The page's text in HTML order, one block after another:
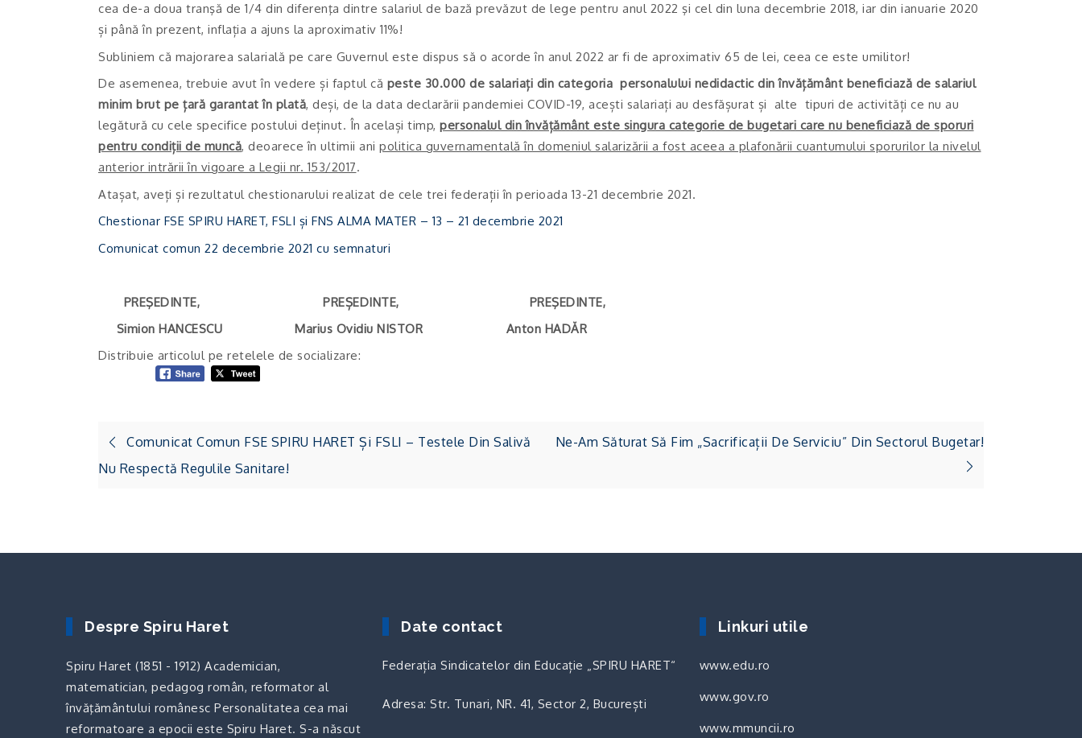
cea de-a doua tranşă de 1/4 din diferenţa dintre salariul de bază prevăzut de lege pentru anul 2022 şi cel din luna decembrie 2018, iar din ianuarie 2020
și până în prezent, inflația a ajuns la aproximativ 11%!
Subliniem că majorarea salarială pe care Guvernul este dispus să o acorde în anul 2022 ar fi de aproximativ 65 de lei, ceea ce este umilitor!
De asemenea, trebuie avut în vedere și faptul că peste 30.000 de salariați din categoria personalului nedidactic din învățământ beneficiază de salariul
minim brut pe țară garantat în plată, deși, de la data declarării pandemiei COVID-19, acești salariați au desfășurat și alte tipuri de activități ce nu au
legătură cu cele specifice postului deținut. În același timp, personalul din învățământ este singura categorie de bugetari care nu beneficiază de sporuri
pentru condiții de muncă, deoarece în ultimii ani politica guvernamentală în domeniul salarizării a fost aceea a plafonării cuantumului sporurilor la nivelul
anterior intrării în vigoare a Legii nr. 153/2017.
Atașat, aveți și rezultatul chestionarului realizat de cele trei federații în perioada 13-21 decembrie 2021.
Chestionar FSE SPIRU HARET, FSLI și FNS ALMA MATER – 13 – 21 decembrie 2021
Comunicat comun 22 decembrie 2021 cu semnaturi
PREŞEDINTE, PREȘEDINTE, PREŞEDINTE,
Simion HANCESCU Marius Ovidiu NISTOR Anton HADĂR
Distribuie articolul pe retelele de socializare:
Navigare
în
Comunicat Comun FSE SPIRU HARET Și FSLI – Testele Din Salivă
Nu Respectă Regulile Sanitare!
Ne-Am Săturat Să Fim „sacrificații De Serviciu” Din Sectorul Bugetar!
Despre Spiru Haret
Spiru Haret (1851 - 1912) Academician,
matematician, pedagog român, reformator al
învăţământului românesc Personalitatea cea mai
reformatoare a epocii este Spiru Haret. S-a născut
Date contact
Federația Sindicatelor din Educație „SPIRU HARET“
Adresa: Str. Tunari, NR. 41, Sector 2, București
Linkuri utile
www.edu.ro
www.gov.ro
www.mmuncii.ro